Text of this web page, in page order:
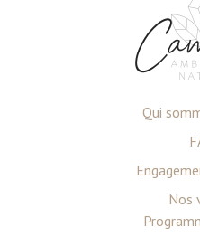
.
votre consentement à tout
déclaration sur les cookies.
et les annonces, d'offrir
médias sociaux et
notre site avec nos
publicité et d'analyse, qui
avec d'autres informations
Qui
Nos